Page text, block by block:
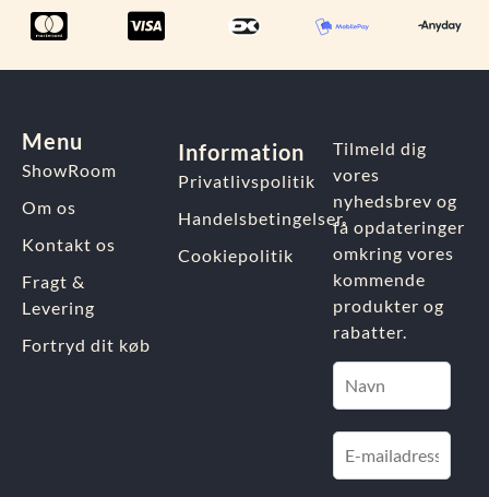
Menu
ShowRoom
Om os
Kontakt os
Fragt &
Levering
Fortryd dit køb
Information
Privatlivspolitik
Handelsbetingelser
Cookiepolitik
Tilmeld dig
vores
nyhedsbrev og
få opdateringer
omkring vores
kommende
produkter og
rabatter.